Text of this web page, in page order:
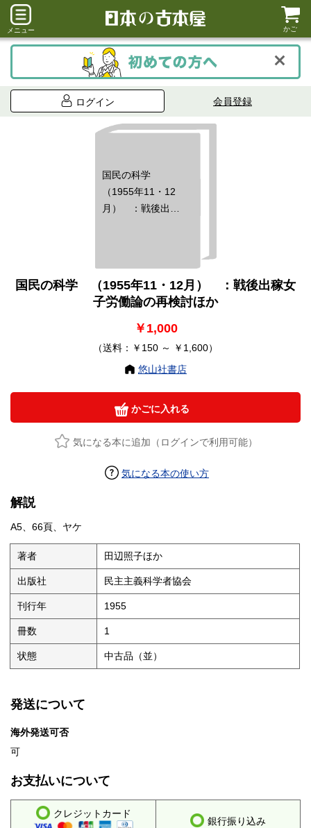
メニュー かご
ログイン 会員登録
国民の科学
（1955年11・12
月） ：戦後出稼
国民の科学 （1955年11・12月） ：戦後出稼女
子労働論の再検討ほか
￥1,000
（送料：￥150 ～ ￥1,600）
悠山社書店
かごに入れる
気になる本に追加（ログインで利用可能）
気になる本の使い方
解説
A5、66頁、ヤケ
著者 田辺照子ほか
出版社 民主主義科学者協会
刊行年 1955
冊数 1
状態 中古品（並）
発送について
海外発送可否
可
お支払いについて
クレジットカード
銀行振り込み